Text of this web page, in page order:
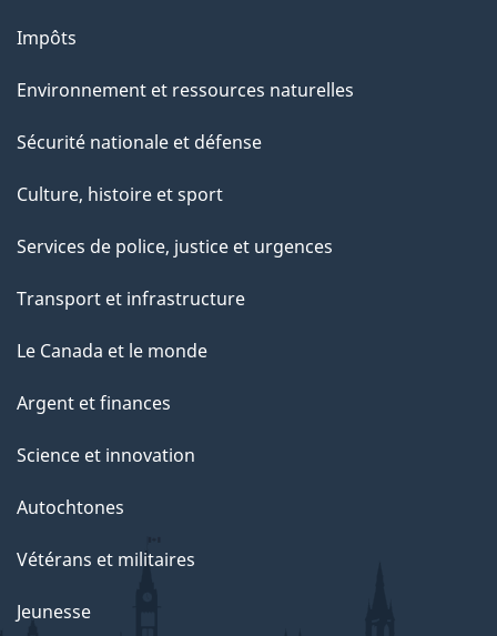
Impôts
Environnement et ressources naturelles
Sécurité nationale et défense
Culture, histoire et sport
Services de police, justice et urgences
Transport et infrastructure
Le Canada et le monde
Argent et finances
Science et innovation
Autochtones
Vétérans et militaires
Jeunesse